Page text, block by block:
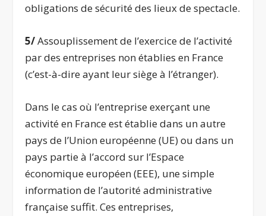
obligations de sécurité des lieux de spectacle.
5/Assouplissement de l’exercice de l’activité
par des entreprises non établies en France
(c’est-à-dire ayant leur siège à l’étranger).
Dans le cas où l’entreprise exerçant une
activité en France est établie dans un autre
pays de l’Union européenne (UE) ou dans un
pays partie à l’accord sur l’Espace
économique européen (EEE), une simple
information de l’autorité administrative
française suffit. Ces entreprises,